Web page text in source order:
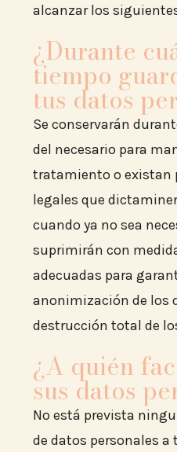
alcanzar los
¿Durante
tiempo
tus datos
Se conservarán
del necesario para
tratamiento o existan
legales que
cuando ya no sea
suprimirán con
adecuadas para
anonimización de los
destrucción total de
¿A quién
sus datos
No está prevista
de datos personales a